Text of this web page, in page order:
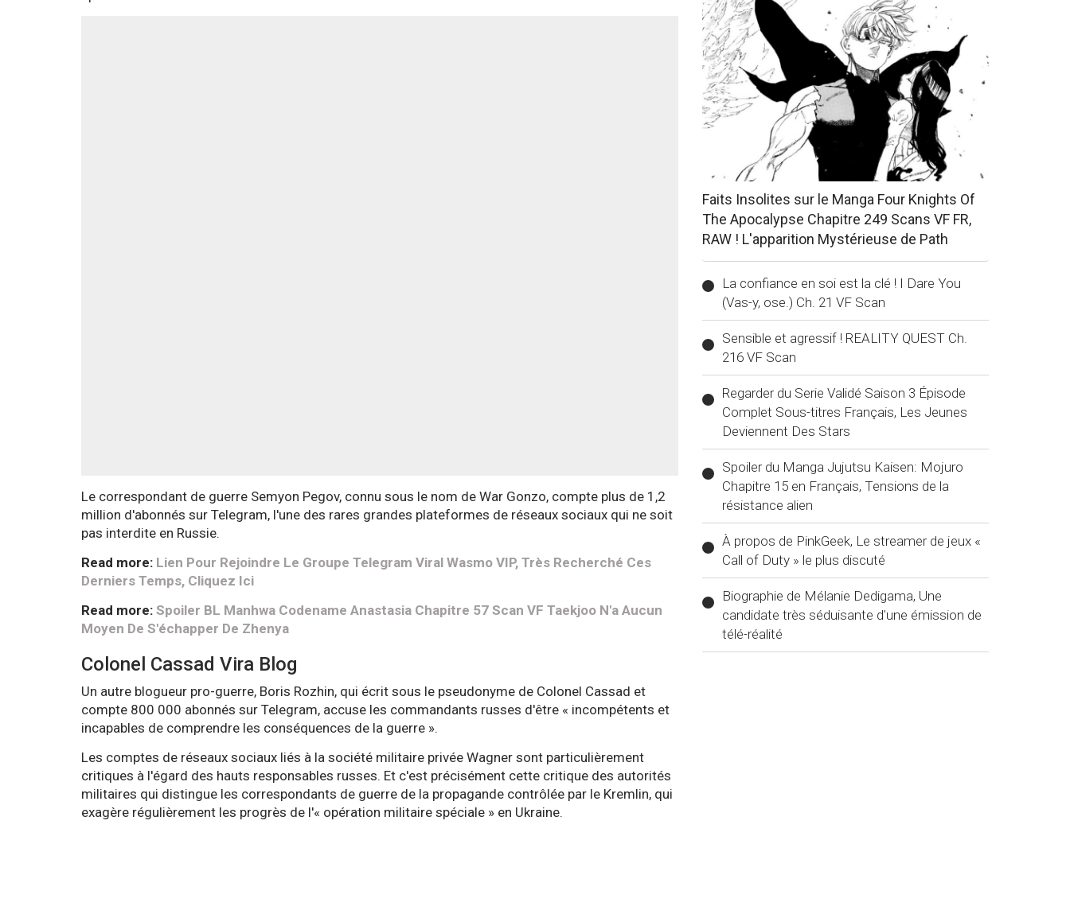
Le correspondant de guerre Semyon Pegov, connu sous le nom de War Gonzo, compte plus de 1,2
million d'abonnés sur Telegram, l'une des rares grandes plateformes de réseaux sociaux qui ne soit
pas interdite en Russie.
Read more: Lien Pour Rejoindre Le Groupe Telegram Viral Wasmo VIP, Très Recherché Ces
Derniers Temps, Cliquez Ici
Read more: Spoiler BL Manhwa Codename Anastasia Chapitre 57 Scan VF Taekjoo N'a Aucun
Moyen De S'échapper De Zhenya
Colonel Cassad Vira Blog
Un autre blogueur pro-guerre, Boris Rozhin, qui écrit sous le pseudonyme de Colonel Cassad et
compte 800 000 abonnés sur Telegram, accuse les commandants russes d'être « incompétents et
incapables de comprendre les conséquences de la guerre ».
Les comptes de réseaux sociaux liés à la société militaire privée Wagner sont particulièrement
critiques à l'égard des hauts responsables russes. Et c'est précisément cette critique des autorités
militaires qui distingue les correspondants de guerre de la propagande contrôlée par le Kremlin, qui
exagère régulièrement les progrès de l'« opération militaire spéciale » en Ukraine.
Faits Insolites sur le Manga Four Knights Of
The Apocalypse Chapitre 249 Scans VF FR,
RAW ! L'apparition Mystérieuse de Path
La confiance en soi est la clé ! I Dare You
(Vas-y, ose.) Ch. 21 VF Scan
Sensible et agressif ! REALITY QUEST Ch.
216 VF Scan
Regarder du Serie Validé Saison 3 Épisode
Complet Sous-titres Français, Les Jeunes
Deviennent Des Stars
Spoiler du Manga Jujutsu Kaisen: Mojuro
Chapitre 15 en Français, Tensions de la
résistance alien
À propos de PinkGeek, Le streamer de jeux «
Call of Duty » le plus discuté
Biographie de Mélanie Dedigama, Une
candidate très séduisante d'une émission de
télé-réalité